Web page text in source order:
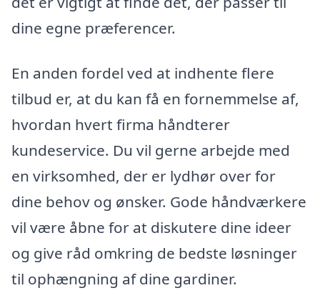
dine egne præferencer.
En anden fordel ved at indhente flere
tilbud er, at du kan få en fornemmelse af,
hvordan hvert firma håndterer
kundeservice. Du vil gerne arbejde med
en virksomhed, der er lydhør over for
dine behov og ønsker. Gode håndværkere
vil være åbne for at diskutere dine ideer
og give råd omkring de bedste løsninger
til ophængning af dine gardiner.